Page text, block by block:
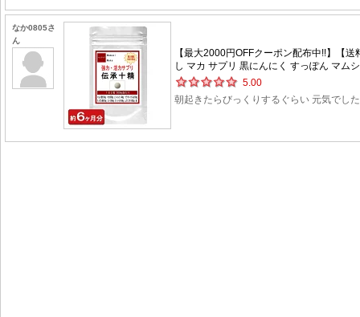
なか0805さ
ん
【最大2000円OFFクーポン配布中!!】【
し マカ サプリ 黒にんにく すっぽん マム
5.00
朝起きたらびっくりするぐらい 元気でし